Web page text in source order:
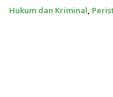
Hukum dan Kriminal,